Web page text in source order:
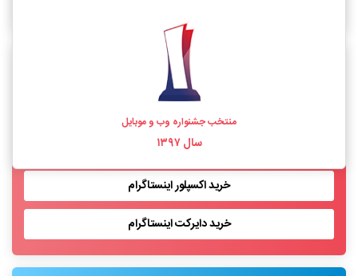
منتخب جشنواره وب و موبایل
سال ۱۳۹۷
خرید بازدید پست اینستاگرام
خرید اکسپلور اینستاگرام
خرید دایرکت اینستاگرام